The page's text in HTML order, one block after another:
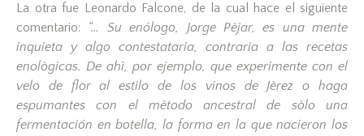
La otra fue Leonardo Falcone, de la cual hace el siguiente
comentario: “… Su enólogo, Jorge Pèjar, es una mente
inquieta y algo contestataria, contraria a las recetas
enològicas. De ahì, por ejemplo, que experimente con el
velo de flor al estilo de los vinos de Jèrez o haga
espumantes con el mètodo ancestral de sòlo una
fermentación en botella, la forma en la que nacieron los